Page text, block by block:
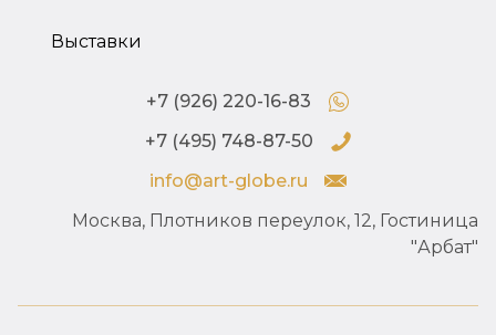
Выставки
+7 (926) 220-16-83
+7 (495) 748-87-50
info@art-globe.ru
Москва, Плотников переулок, 12, Гостиница
"Арбат"